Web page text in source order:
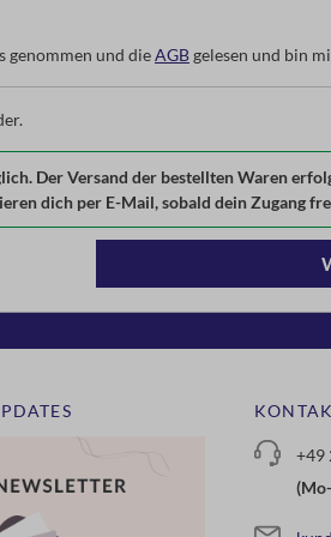
genommen und dieAGBgelesen und bin
Der Versand der bestellten Waren
dich per E-Mail, sobald dein Zugang
+49